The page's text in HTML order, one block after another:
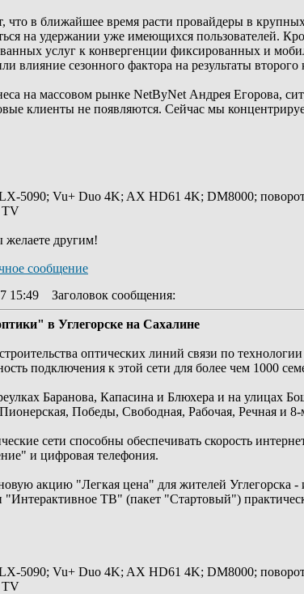
в ближайшее время расти провайдеры в крупных
на удержании уже имеющихся пользователей.
услуг к конвергенции фиксированных и
влияние сезонного фактора на результаты
на массовом рынке NetByNet Андрея Егорова,
клиенты не появляются. Сейчас мы
5090; Vu+ Duo 4K; AX HD61 4K; DM8000;
TV
другим!
15:49 Заголовок сообщения:
в Углегорске на Сахалине
оптических линий связи по
подключения к этой сети для более чем 1000
Баранова, Капасина и Блюхера и на улицах
Победы, Свободная, Рабочая, Речная и 8-
сети способны обеспечивать скорость
и цифровая телефония.
акцию "Легкая цена" для жителей Углегорска
ТВ" (пакет "Стартовый")
5090; Vu+ Duo 4K; AX HD61 4K; DM8000;
TV